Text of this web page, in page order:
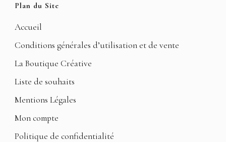
Plan du Site
Accueil
Conditions générales d’utilisation et de vente
La Boutique Créative
Liste de souhaits
Mentions Légales
Mon compte
Politique de confidentialité